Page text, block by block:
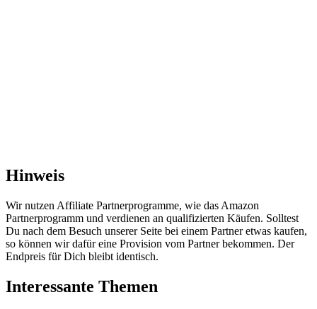
Hinweis
Wir nutzen Affiliate Partnerprogramme, wie das Amazon
Partnerprogramm und verdienen an qualifizierten Käufen. Solltest
Du nach dem Besuch unserer Seite bei einem Partner etwas kaufen,
so können wir dafür eine Provision vom Partner bekommen. Der
Endpreis für Dich bleibt identisch.
Interessante Themen